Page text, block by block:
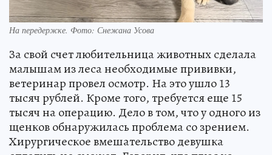
На передержке. Фото: Снежана Усова
За свой счет любительница животных сделала
малышам из леса необходимые прививки,
ветеринар провел осмотр. На это ушло 13
тысяч рублей. Кроме того, требуется еще 15
тысяч на операцию. Дело в том, что у одного из
щенков обнаружилась проблема со зрением.
Хирургическое вмешательство девушка